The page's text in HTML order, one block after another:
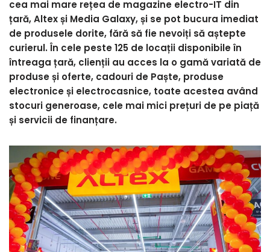
cea mai mare rețea de magazine electro-IT din
țară, Altex și Media Galaxy, și se pot bucura imediat
de produsele dorite, fără să fie nevoiți să aștepte
curierul. În cele peste 125 de locații disponibile în
întreaga țară, clienții au acces la o gamă variată de
produse și oferte, cadouri de Paște, produse
electronice și electrocasnice, toate acestea având
stocuri generoase, cele mai mici prețuri de pe piață
și servicii de finanțare.